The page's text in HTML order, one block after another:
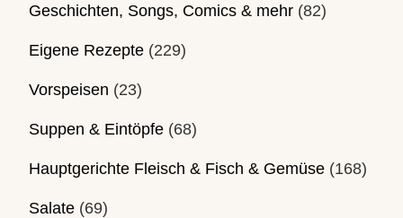
Geschichten, Songs, Comics & mehr (82)
Eigene Rezepte (229)
Vorspeisen (23)
Suppen & Eintöpfe (68)
Hauptgerichte Fleisch & Fisch & Gemüse (168)
Salate (69)